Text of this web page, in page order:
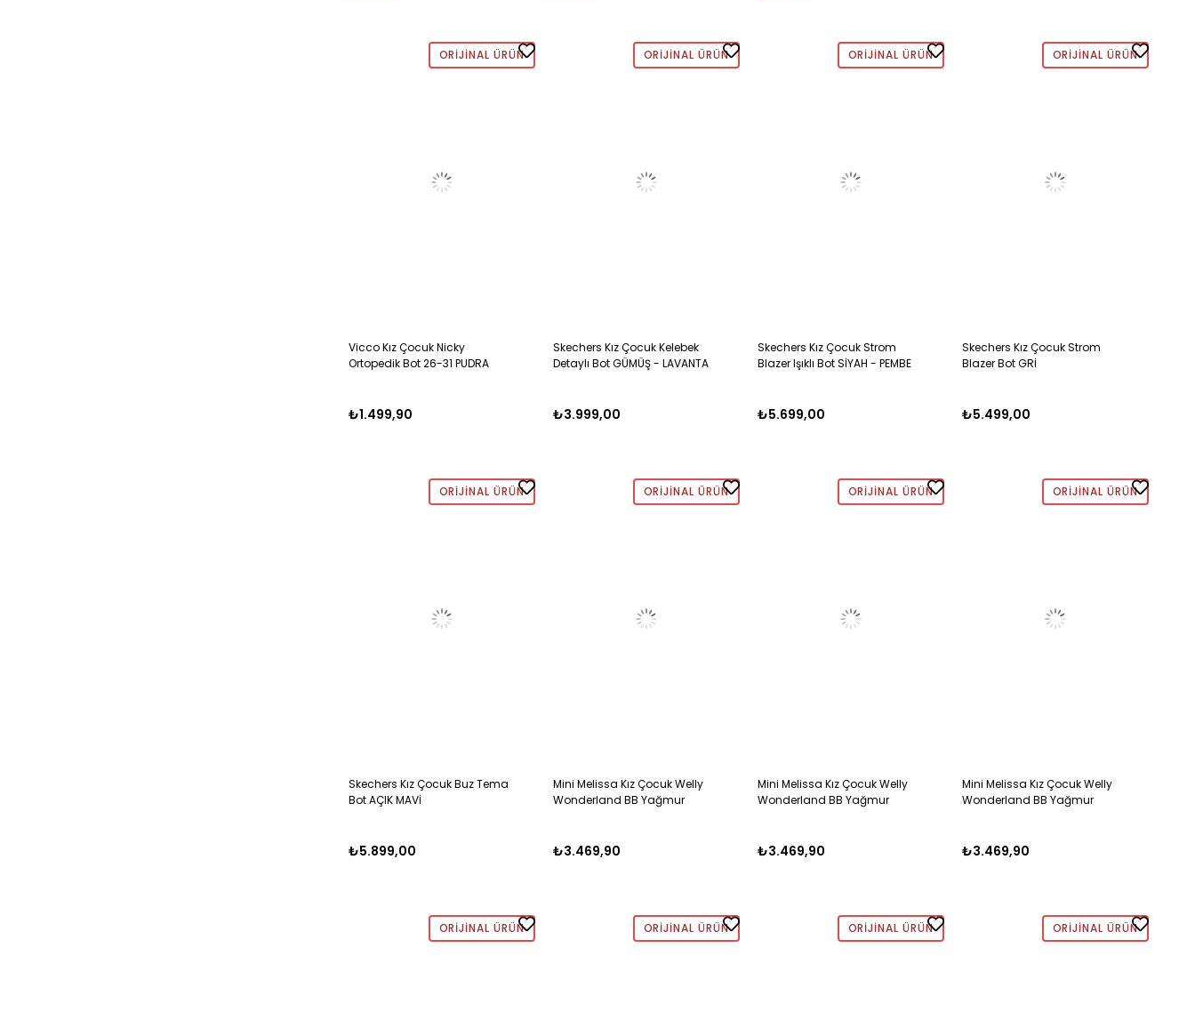
ORIJINAL ÜRÜN
Vicco Kız Çocuk Nicky
Ortopedik Bot 26-31 PUDRA
₺1.499,90
ORIJINAL ÜRÜN
Skechers Kız Çocuk Kelebek
Detaylı Bot GÜMÜŞ - LAVANTA
₺3.999,00
ORIJINAL ÜRÜN
Skechers Kız Çocuk Strom
Blazer Işıklı Bot SİYAH - PEMBE
₺5.699,00
ORIJINAL ÜRÜN
Skechers Kız Çocuk Strom
Blazer Bot GRİ
₺5.499,00
ORIJINAL ÜRÜN
Skechers Kız Çocuk Buz Tema
Bot AÇIK MAVİ
₺5.899,00
ORIJINAL ÜRÜN
Mini Melissa Kız Çocuk Welly
Wonderland BB Yağmur
₺3.469,90
ORIJINAL ÜRÜN
Mini Melissa Kız Çocuk Welly
Wonderland BB Yağmur
₺3.469,90
ORIJINAL ÜRÜN
Mini Melissa Kız Çocuk Welly
Wonderland BB Yağmur
₺3.469,90
ORIJINAL ÜRÜN ORIJINAL ÜRÜN ORIJINAL ÜRÜN ORIJINAL ÜRÜN